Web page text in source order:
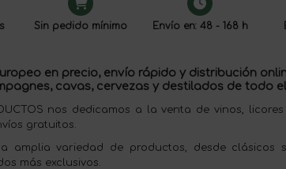
Sin pedido mínimo Envío en: 48 - 168 h
en precio, envío rápido y distribución
cavas, cervezas y destilados de todo
nos dedicamos a la venta de vinos,
gratuitos.
amplia variedad de productos, desde clásicos
más exclusivos.